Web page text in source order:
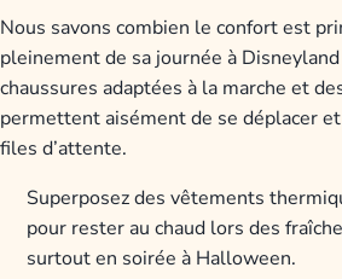
Nous savons combien le confort est
pleinement de sa journée à
chaussures adaptées à la marche et
permettent aisément de se déplacer
files d’attente.
Superposez des vêtements
pour rester au chaud lors des
surtout en soirée à Halloween.